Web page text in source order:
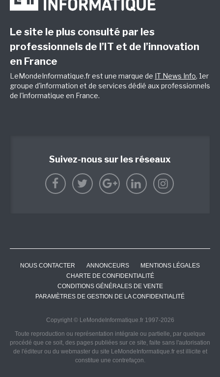
Le site le plus consulté par les
professionnels de l’IT et de l’innovation
en France
LeMondeInformatique.fr est une marque de IT News Info, 1er
groupe d'information et de services dédié aux professionnels
de l'informatique en France.
Suivez-nous sur les réseaux
NOUS CONTACTER ANNONCEURS
MENTIONS LÉGALES
CHARTE DE CONFIDENTIALITÉ
CONDITIONS GÉNÉRALES DE VENTE
PARAMÈTRES DE GESTION DE LA CONFIDENTIALITÉ
Copyright © LeMondeInformatique.fr 1997-2026
Toute reproduction ou représentation intégrale ou partielle, par quelque
procédé que ce soit, des pages publiées sur ce site, faite sans l'autorisation
de l'éditeur ou du webmaster du site LeMondeInformatique.fr est illicite et
constitue une contrefaçon.